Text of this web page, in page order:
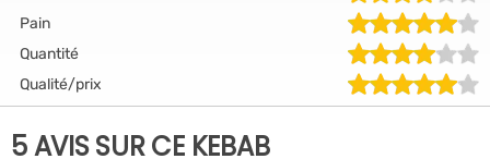
Pain
Quantité
Qualité/prix
5 AVIS SUR CE KEBAB